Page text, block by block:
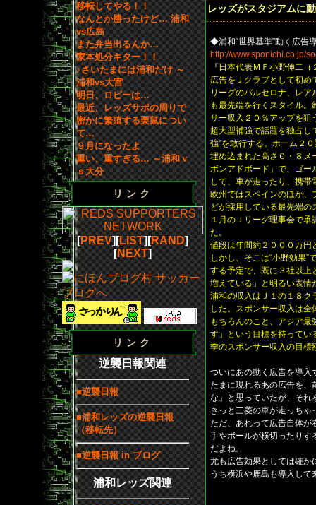
移転してやる！！
なんとか勝ったけど… 浦和
vs広島
また弁当出るんか…
家本処分キター！！
♪さいたまには浦和だけ ～
浦和vs大宮
明日、ロビーは…
最近、レッズサポの周りで
密かに繁殖する栗鼠につい
て…
９月になったよ
重い、重すぎる… ～浦和ｖ
ｓ大分
リンク
[PREV][LIST][RAND]
[NEXT]
リンク
逆襲日報関連
■逆襲日報
■浦和レッズの逆襲日報
（移転先）
■逆襲日報 in ブログ
浦和レッズ関連
レッズがスタジアムに
◆浦和“世界基準”動く広告
http://www.sponichi.co.jp/
『 日本代表ＭＦ小野伸二
広告をＪクラブとして初
リーグのバルセロナ、レ
も最先端を行くスタイル
サー収入２０％アップを狙
超大型補強で話題を独占し
強”を敢行する。ホーム２
埋め込まれた高さ０・８メ
ボンアドボード」で、ゴー
して、車が走ったり、携
欧州ではスペインのほか
どが採用している最先端
１月のＪリーグ理事会で
た。
値段は年間約２０００万円
しかし、そこは“小野効果”
する予定で、既に３社以上
増えている」と明るい表情
浦和の収入はＪ１の１８ク
した。スポンサー収入は
もちろんのこと、アジア
す」という目標を持ってい
季のスポンサー収入の目標
ついにあの動く広告を導入
たまに現れるあの広告を、
な」と思っていたが、そ
きっと三菱の車が走っちゃ
ただ、あれって広告自体が
手やボールが横切ったりす
だよね。
尤も広告効果としては確か
うち横浜や鹿島も導入して